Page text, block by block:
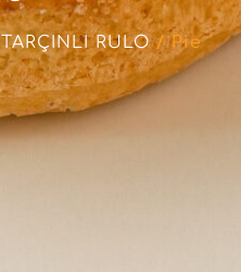
TARÇINLI RULO/ Pie